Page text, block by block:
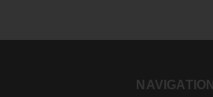
NAVIGATION